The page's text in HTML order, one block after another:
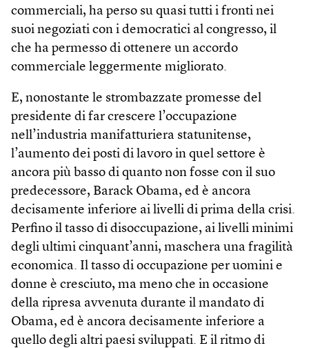
commerciali, ha perso su quasi tutti i fronti nei
suoi negoziati con i democratici al congresso, il
che ha permesso di ottenere un accordo
commerciale leggermente migliorato.
E, nonostante le strombazzate promesse del
presidente di far crescere l’occupazione
nell’industria manifatturiera statunitense,
l’aumento dei posti di lavoro in quel settore è
ancora più basso di quanto non fosse con il suo
predecessore, Barack Obama, ed è ancora
decisamente inferiore ai livelli di prima della crisi.
Perfino il tasso di disoccupazione, ai livelli minimi
degli ultimi cinquant’anni, maschera una fragilità
economica. Il tasso di occupazione per uomini e
donne è cresciuto, ma meno che in occasione
della ripresa avvenuta durante il mandato di
Obama, ed è ancora decisamente inferiore a
quello degli altri paesi sviluppati. E il ritmo di